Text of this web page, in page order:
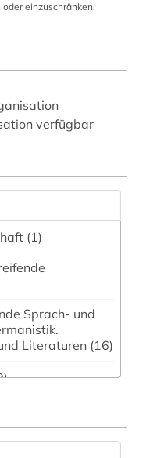
einzuschränken.
verfügbar
Allgemeine Naturwissenschaft (1)
Außereuropäische Sprachen und Literaturen (16)
(29)